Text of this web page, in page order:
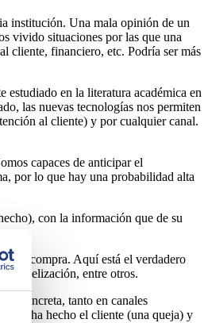
institución. Una mala opinión de un
vivido situaciones por las que una
cliente, financiero, etc. Podría ser más
en la literatura académica en
las nuevas tecnologías nos permiten
al cliente) y por cualquier canal.
capaces de anticipar el
por lo que hay una probabilidad alta
con la información que de su
compra. Aquí está el verdadero
fidelización, entre otros.
concreta, tanto en canales
qué ha hecho el cliente (una queja) y